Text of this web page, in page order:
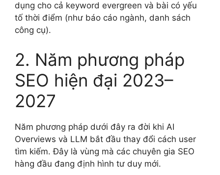
dụng cho cả keyword evergreen và bài có yếu
tố thời điểm (như báo cáo ngành, danh sách
công cụ).
2. Năm phương pháp
SEO hiện đại 2023–
2027
Năm phương pháp dưới đây ra đời khi AI
Overviews và LLM bắt đầu thay đổi cách user
tìm kiếm. Đây là vùng mà các chuyên gia SEO
hàng đầu đang định hình tư duy mới.